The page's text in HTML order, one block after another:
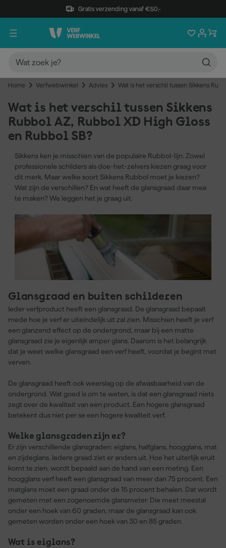
Gratis verzending vanaf €50,-
Home Verfwebwinkel Advies Wat is het verschil tussen Sikkens
Wat is het verschil tussen Sikkens
Rubbol AZ, Rubbol XD High Gloss
en Rubbol SB?
Sikkens ken je misschien van de populaire Rubbol-lijn. Zowel
professionele schilders als doe-het-zelvers kiezen graag voor
dit merk. Maar welke soort Sikkens Rubbol moet je kiezen?
Wat zijn de verschillen? En wat heeft de glansgraad daar mee
te maken? We leggen het je graag uit.
Glansgraad en buiten schilderen
Ieder verfproduct heeft een glansgraad. De glansgraad bepaalt
mede hoe je verf er uiteindelijk uit zal zien. Misschien heeft je verf
een glanzend effect op de ondergrond, maar bij een matte
glansgraad zie je eigenlijk amper glans. Daarom is het belangrijk
dat je weet welke glansgraad een verf heeft, voordat je begint met
verven.
De glansgraad heeft ook weerslag op de afwasbaarheid van de
ondergrond. Wat goed is om te weten, is dat een glansgraad niets
zegt over de kwaliteit van een product. Een hogere glansgraad
betekent dus niet per se een hogere kwaliteit verf.
Welke glansgraden zijn er?
Er zijn verschillende glansgraden: eiglans, halfglans, hoogglans, mat
en zijdeglans. Iedere graad ziet er anders uit. Hoe het uiterlijk eruit
komt te zien, wordt bepaald aan de hand van een meting. Een
hoogglans verf heeft een glansgraad van meer dan 75 procent. Een
matglans moet een graad onder de 15 procent behalen. Dat wordt
gemeten met een zogenoemde glansmeter. Die meet meestal
onder een hoek van 60 graden, maar de glansgraad kan ook
gemeten worden onder een hoek van 30 en 85 graden.
Wat is eiglans?